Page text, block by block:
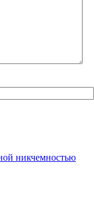
никчемностью